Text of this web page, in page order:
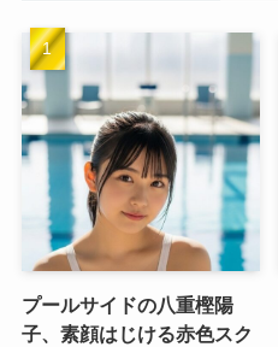
プールサイドの八重樫陽
子、素顔はじける赤色スク